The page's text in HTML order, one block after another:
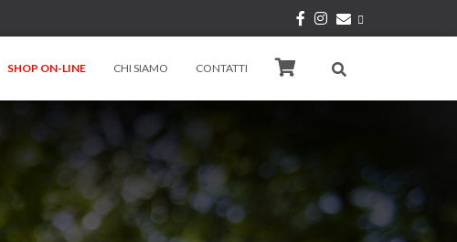
SHOP ON-LINE CHI SIAMO CONTATTI